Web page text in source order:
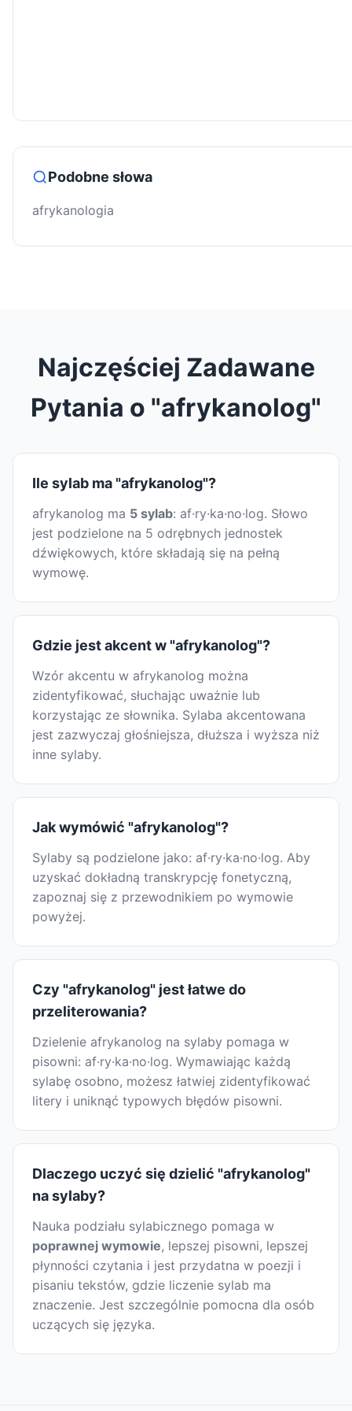
Podobne słowa
afrykanologia
Najczęściej Zadawane
Pytania o "afrykanolog"
Ile sylab ma "afrykanolog"?
afrykanolog ma 5 sylab: af·ry·ka·no·log. Słowo
jest podzielone na 5 odrębnych jednostek
dźwiękowych, które składają się na pełną
wymowę.
Gdzie jest akcent w "afrykanolog"?
Wzór akcentu w afrykanolog można
zidentyfikować, słuchając uważnie lub
korzystając ze słownika. Sylaba akcentowana
jest zazwyczaj głośniejsza, dłuższa i wyższa niż
inne sylaby.
Jak wymówić "afrykanolog"?
Sylaby są podzielone jako: af·ry·ka·no·log. Aby
uzyskać dokładną transkrypcję fonetyczną,
zapoznaj się z przewodnikiem po wymowie
powyżej.
Czy "afrykanolog" jest łatwe do
przeliterowania?
Dzielenie afrykanolog na sylaby pomaga w
pisowni: af·ry·ka·no·log. Wymawiając każdą
sylabę osobno, możesz łatwiej zidentyfikować
litery i uniknąć typowych błędów pisowni.
Dlaczego uczyć się dzielić "afrykanolog"
na sylaby?
Nauka podziału sylabicznego pomaga w
poprawnej wymowie, lepszej pisowni, lepszej
płynności czytania i jest przydatna w poezji i
pisaniu tekstów, gdzie liczenie sylab ma
znaczenie. Jest szczególnie pomocna dla osób
uczących się języka.